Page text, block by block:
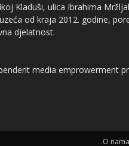
Kladuši, ulica Ibrahima
od kraja 2012. godine,
djelatnost.
media emprowerment
O nama